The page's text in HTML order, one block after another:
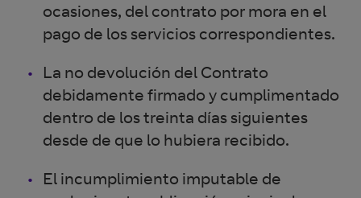
ocasiones, del contrato por mora en el
pago de los servicios correspondientes.
La no devolución del Contrato
debidamente firmado y cumplimentado
dentro de los treinta días siguientes
desde de que lo hubiera recibido.
El incumplimiento imputable de